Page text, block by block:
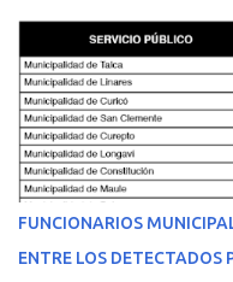
malestares físicos. Dada la
equipo médico determinó
Regional de Talca y dado
Talca con escolta de
estudiante de medicina de
del personal de
recibir atención
conoció la gravedad de su
Villarrica— se trasladaron a
FUNCIONARIOS
ENTRE LOS DETECTADOS